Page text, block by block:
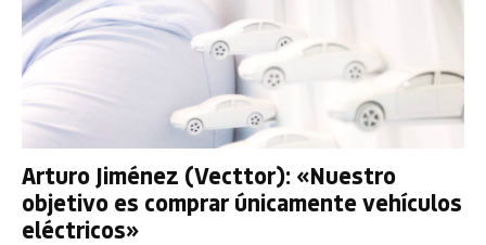
Arturo Jiménez (Vecttor): «Nuestro
objetivo es comprar únicamente vehículos
eléctricos»